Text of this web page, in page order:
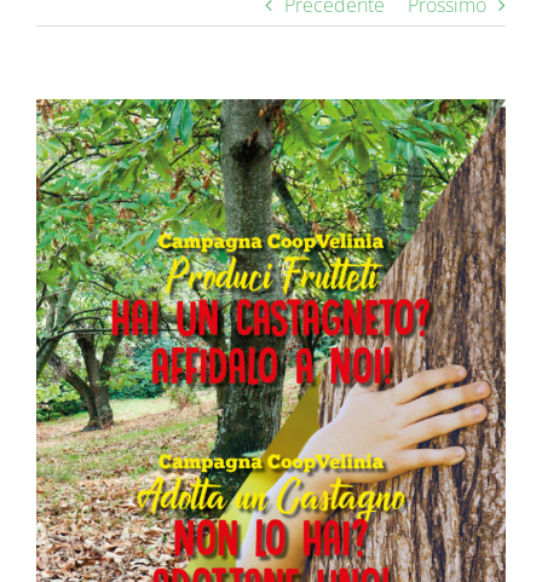
Ingrandisci
immagine